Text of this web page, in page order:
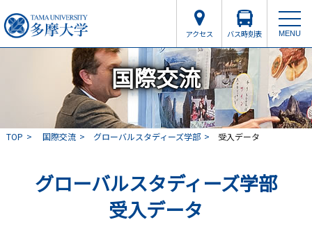
アクセス バス時刻表 MENU
国際交流
TOP 国際交流 グローバルスタディーズ学部 受入データ
グローバルスタディーズ学部
受入データ